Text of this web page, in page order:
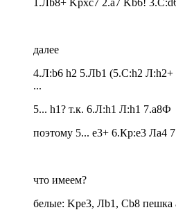
далее
4.Л:b6 h2 5.Лb1 (5.С:h2 Л:h2+
...
5... h1? т.к. 6.Л:h1 Л:h1 7.а8Ф
поэтому 5... е3+ 6.Кр:е3 Ла4
что имеем?
белые: Kpe3, Лb1, Сb8 пешка